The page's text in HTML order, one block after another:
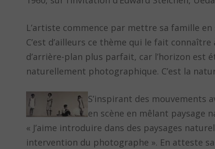
L’artiste commence par mettre sa famille
C’est d’ailleurs ce thème qui le fait
d’arrière-plan plus parfait, car l’horizon est
naturellement photographique. C’est la
S’inspirant des mouvements
en scène en mêlant paysage
« J’aime introduire dans des paysages
intervention du photographe ». En atteste